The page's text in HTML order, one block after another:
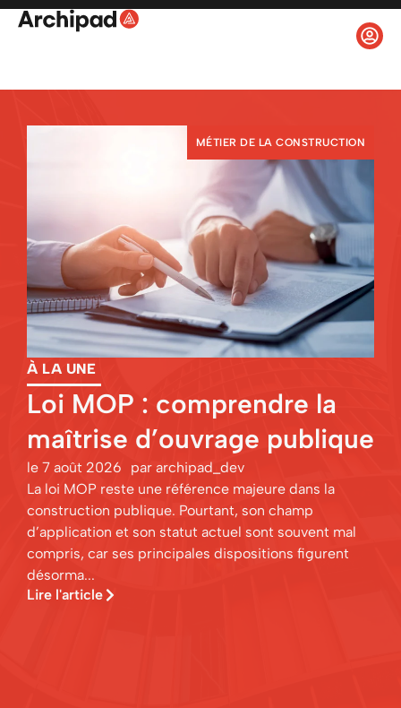
À LA UNE
Loi MOP : comprendre la
maîtrise d’ouvrage publique
le 7 août 2026 par archipad_dev
La loi MOP reste une référence majeure dans la
construction publique. Pourtant, son champ
d’application et son statut actuel sont souvent mal
compris, car ses principales dispositions figurent
désorma...
Lire l'article
MÉTIER DE LA CONSTRUCTION